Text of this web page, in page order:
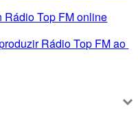
Rádio Top FM online
Rádio Top FM ao